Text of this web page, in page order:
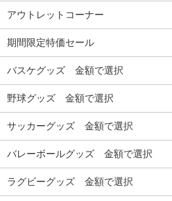
アウトレットコーナー
期間限定特価セール
バスケグッズ 金額で選択
野球グッズ 金額で選択
サッカーグッズ 金額で選択
バレーボールグッズ 金額で選択
ラグビーグッズ 金額で選択